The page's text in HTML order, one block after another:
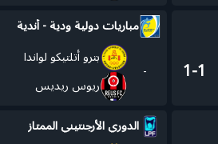
1-1
مباريات دولية ودية - أندية
-
بترو أتلتيكو لواندا
ريوس ريديس
الدوري الأرجنتيني الممتاز